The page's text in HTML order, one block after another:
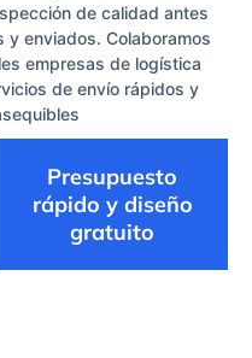
de calidad antes
y enviados. Colaboramos
empresas de logística
de envío rápidos y
Presupuesto
rápido y diseño
gratuito